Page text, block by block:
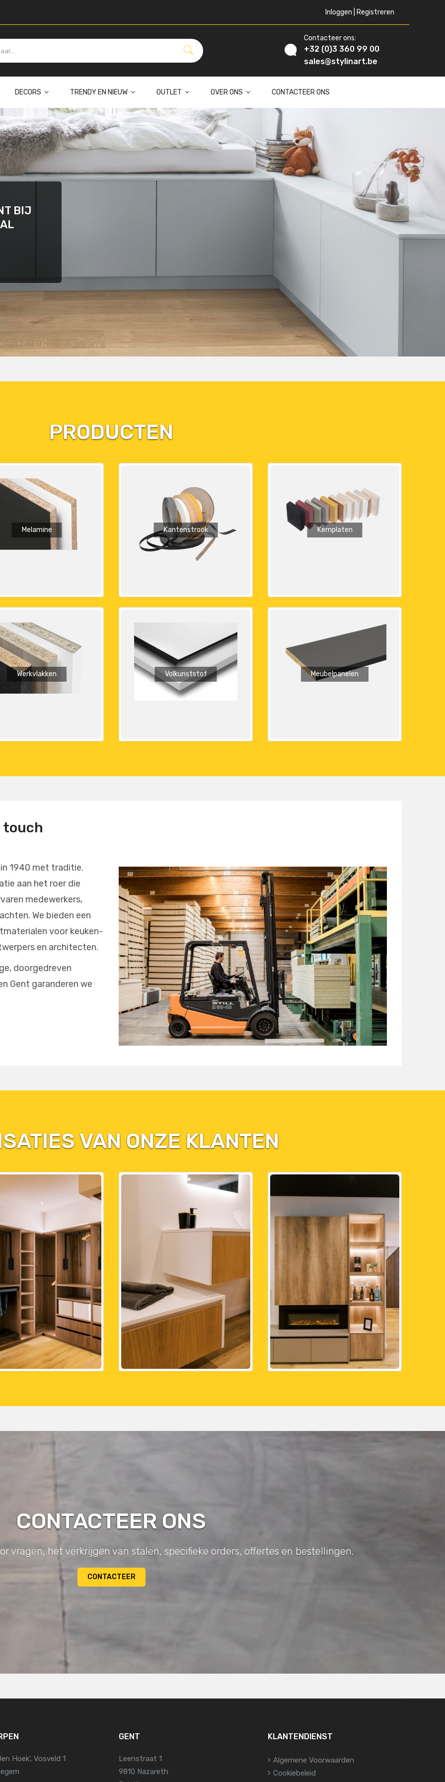
Inloggen | Registreren
Contacteer ons:
+32 (0)3 360 99 00
sales@stylinart.be
DECORS TRENDY EN NIEUW OUTLET OVER ONS CONTACTEER ONS
BIJ
PRODUCTEN
Melamine Kantenstrook Kernplaten
Werkvlakken Volkunststof Meubelpanelen
touch
1940 met traditie.
aan het roer die
medewerkers,
We bieden een
voor keuken-
en architecten.
doorgedreven
Gent garanderen we
VAN ONZE KLANTEN
CONTACTEER ONS
vragen, het verkrijgen van stalen, specifieke orders, offertes en bestellingen.
CONTACTEER
Hoek', Vosveld 1
GENT
Leenstraat 1
9810 Nazareth
KLANTENDIENST
Algemene Voorwaarden
Cookiebeleid